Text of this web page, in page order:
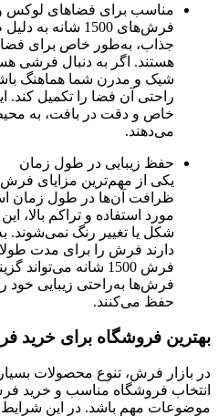
مناسب برای فضاهای لوکس
فرش‌های 1500
جذاب، به‌طور خاص برای
هستند. اگر به دنبال فرشی
راحتی آن فضا را تکمیل
خاص و دقت در بافت، به
می‌دهند.
حفظ زیبایی در طول زمان
ظرافت آن‌ها در طول زمان
مورد استفاده و تراکم بالا،
شکل یا تغییر رنگ نمی‌شوند.
دارند فرش را برای مدت
فرش 1500 شانه
فرش‌ها به‌راحتی زیبایی خود
حفظ می‌کنند.
بهترین فروشگاه برای خرید فرش 1500
در بازار فرش، تنوع محصولات
موضوعات مهم باشد. در این